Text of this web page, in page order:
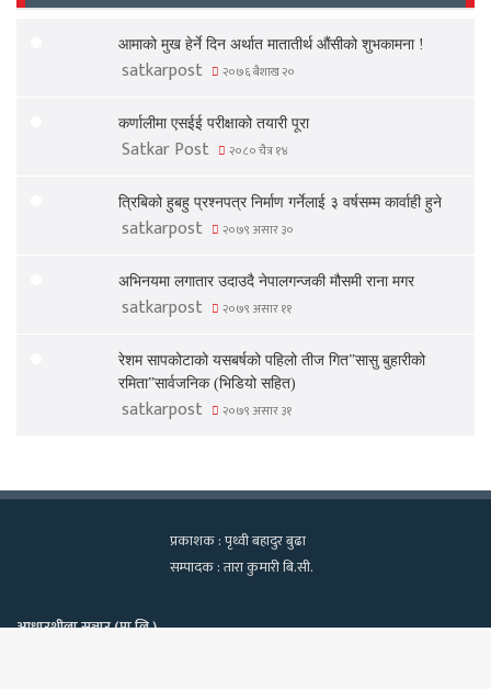
आमाको मुख हेर्ने दिन अर्थात मातातीर्थ औंसीको शुभकामना !
satkarpost २०७६ बैशाख २०
कर्णालीमा एसईई परीक्षाको तयारी पूरा
Satkar Post २०८० चैत्र १४
त्रिबिको हुबहु प्रश्नपत्र निर्माण गर्नेलाई ३ वर्षसम्म कार्वाही हुने
satkarpost २०७९ असार ३०
अभिनयमा लगातार उदाउदै नेपालगन्जकी मौसमी राना मगर
satkarpost २०७९ असार ११
रेशम सापकोटाको यसबर्षको पहिलो तीज गित”सासु बुहारीको
रमिता”सार्वजनिक (भिडियो सहित)
satkarpost २०७९ असार ३१
प्रकाशक : पृथ्वी बहादुर बुढा
सम्पादक : तारा कुमारी बि.सी.
आधारशीला सञ्चार (प्रा.लि.)